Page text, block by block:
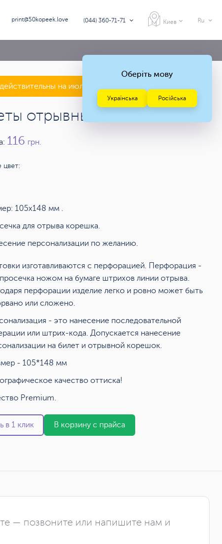
print@50kopeek.love (044) 360-71-71 Киев Ru
на июль — август 2026 года
отрывные А6
116 грн.
цвет:
105х148 мм .
для отрыва корешка.
персонализации по желанию.
изготавливаются с перфорацией. Перфорация -
ножом на бумаге штрихов линии отрыва.
перфорации изделие легко и ровно может быть
или сложено.
- это нанесение последовательной
или штрих-кода. Допускается нанесение
на билет и отрывной корешок.
- 105*148 мм
качество оттиска!
Premium.
в 1 клик В корзину с прайса
— позвоните или напишите нам и
Оберіть мову
Українська Російська